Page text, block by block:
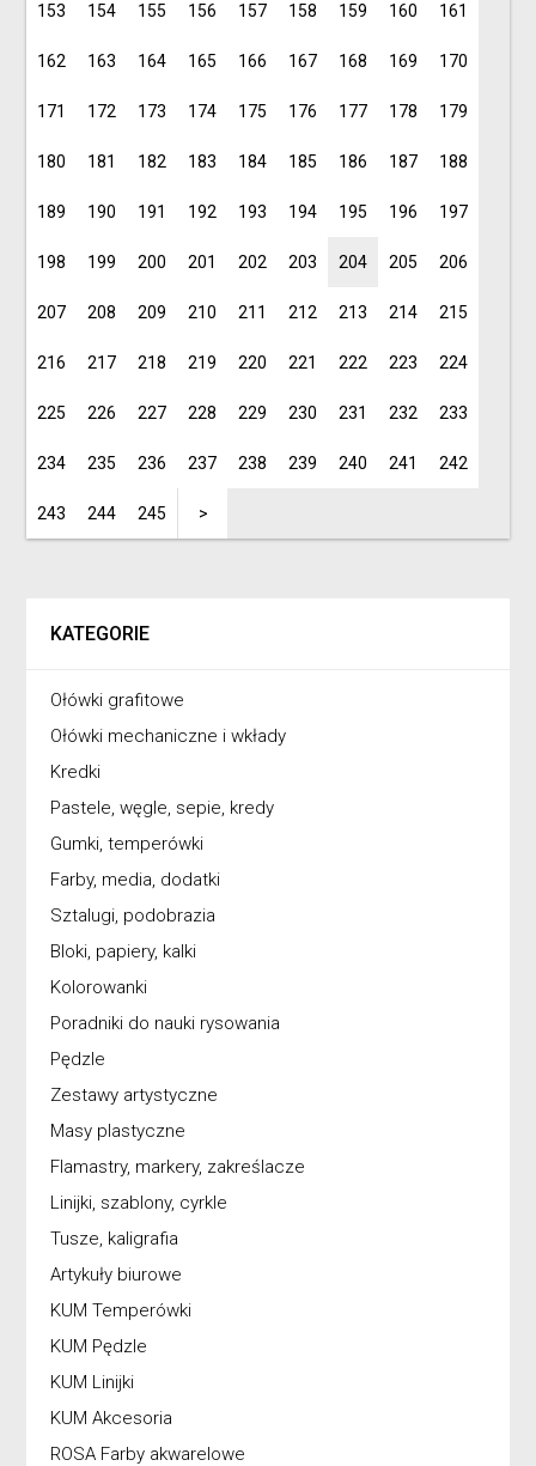
153 154 155 156 157 158 159 160 161
162 163 164 165 166 167 168 169 170
171 172 173 174 175 176 177 178 179
180 181 182 183 184 185 186 187 188
189 190 191 192 193 194 195 196 197
198 199 200 201 202 203 204 205 206
207 208 209 210 211 212 213 214 215
216 217 218 219 220 221 222 223 224
225 226 227 228 229 230 231 232 233
234 235 236 237 238 239 240 241 242
243 244 245 >
KATEGORIE
Ołówki grafitowe
Ołówki mechaniczne i wkłady
Kredki
Pastele, węgle, sepie, kredy
Gumki, temperówki
Farby, media, dodatki
Sztalugi, podobrazia
Bloki, papiery, kalki
Kolorowanki
Poradniki do nauki rysowania
Pędzle
Zestawy artystyczne
Masy plastyczne
Flamastry, markery, zakreślacze
Linijki, szablony, cyrkle
Tusze, kaligrafia
Artykuły biurowe
KUM Temperówki
KUM Pędzle
KUM Linijki
KUM Akcesoria
ROSA Farby akwarelowe